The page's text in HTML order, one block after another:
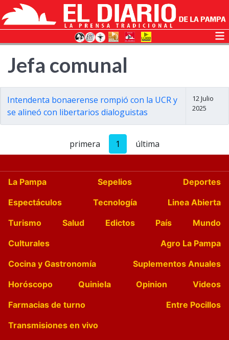
Jefa comunal
Intendenta bonaerense rompió con la UCR y
se alineó con libertarios dialoguistas
12 Julio
2025
primera 1 última
La Pampa Sepelios
Deportes
Espectáculos
Tecnología
Linea Abierta
Turismo
Salud Edictos País
Mundo
Culturales
Agro La Pampa
Cocina y Gastronomía
Suplementos Anuales
Horóscopo
Quiniela Opinion
Videos
Farmacias de turno
Entre Pocillos
Transmisiones en vivo